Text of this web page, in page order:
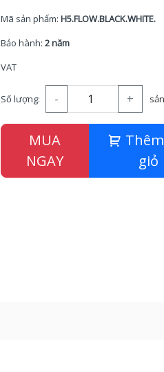
Mã sản phẩm: H5.FLOW.BLACK.WHITE.
Bảo hành: 2 năm
VAT
Số lượng: - +
MUA
NGAY
giỏ